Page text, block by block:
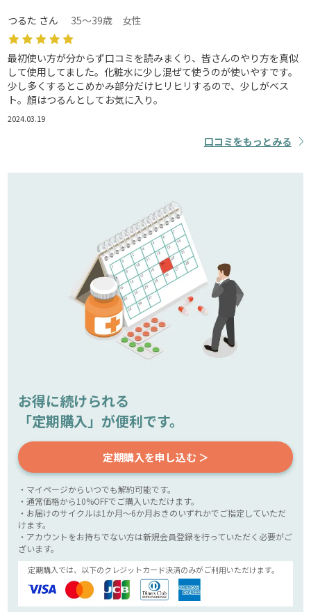
つるた さん 35～39歳 女性
最初使い方が分からず口コミを読みまくり、皆さんのやり方を真似
して使用してました。化粧水に少し混ぜて使うのが使いやすです。
少し多くするとこめかみ部分だけヒリヒリするので、少しがベス
ト。顔はつるんとしてお気に入り。
2024.03.19
口コミをもっとみる
お得に続けられる
「定期購入」が便利です。
定期購入を申し込む ＞
・マイページからいつでも解約可能です。
・通常価格から10%OFFでご購入いただけます。
・お届けのサイクルは1か月～6か月おきのいずれかでご指定していただ
けます。
・アカウントをお持ちでない方は新規会員登録を行っていただく必要がご
ざいます。
定期購入では、以下のクレジットカード決済のみがご利用いただけます。